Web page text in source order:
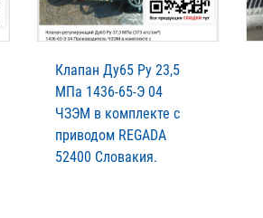
Клапан Ду65 Ру 23,5
МПа 1436-65-Э 04
ЧЗЭМ в комплекте с
приводом REGADA
52400 Словакия.